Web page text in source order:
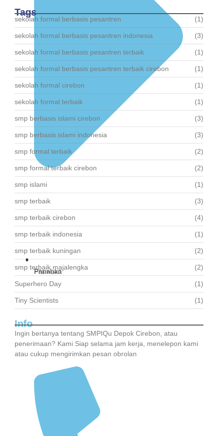
Pramuka
Panahan
Tags
sekolah formal berbasis pesantren (1)
sekolah formal berbasis pesantren indonesia (3)
sekolah formal berbasis pesantren terbaik (1)
sekolah formal berbasis pesantren terbaik cirebon (1)
sekolah formal cirebon (1)
sekolah formal terbaik (1)
smp berbasis islami cirebon (3)
smp berbasis islami indonesia (3)
smp formal terbaik (2)
smp formal terbaik cirebon (2)
smp islami (1)
smp terbaik (3)
smp terbaik cirebon (4)
smp terbaik indonesia (1)
smp terbaik kuningan (2)
smp terbaik majalengka (2)
Superhero Day (1)
Tiny Scientists (1)
Info
Ingin bertanya tentang SMPIQu Depok Cirebon, atau
penerimaan? Kami Siap selama jam kerja, menelepon kami
atau cukup mengirimkan pesan obrolan